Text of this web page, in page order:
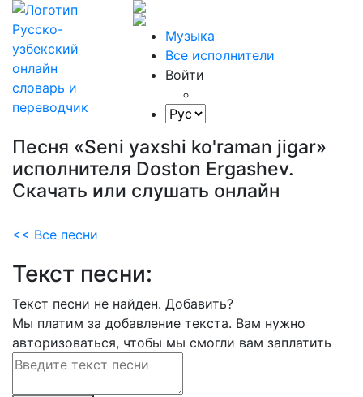
Музыка
Все исполнители
Войти
Песня «Seni yaxshi ko'raman jigar»
исполнителя Doston Ergashev.
Скачать или слушать онлайн
<< Все песни
Текст песни:
Текст песни не найден. Добавить?
Мы платим за добавление текста. Вам нужно
авторизоваться, чтобы мы смогли вам заплатить